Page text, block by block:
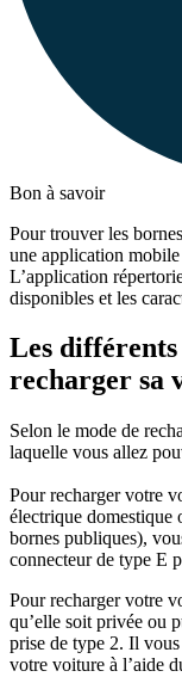
Bon à savoir
Pour trouver les
une application
L’application
disponibles et les
Les
recharger sa
Selon le mode de
laquelle vous allez
Pourrecharger votre
électrique domestique
bornes publiques),
connecteur de type E
Pourrecharger votre
qu’elle soit privée ou
prise de type 2. Il
votre voiture à l’aide